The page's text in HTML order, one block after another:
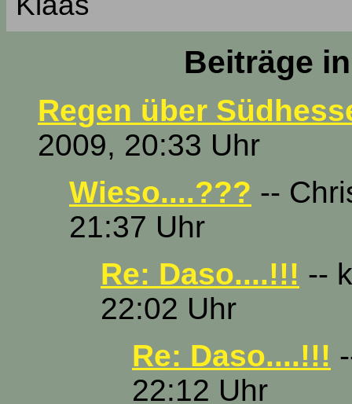
Beiträge
Regen über
2009, 20:33 Uhr
Wieso....??? --
21:37 Uhr
Re: Daso....!!! --
22:02 Uhr
Re: Daso....!!!
22:12 Uhr